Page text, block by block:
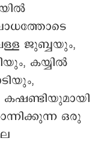
ജുബ്ബയും,
കയ്യില്‍
ഒരു